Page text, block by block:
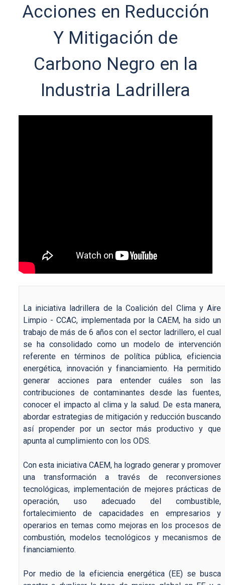
Acciones en Reducción
Y Mitigación de
Carbono Negro en la
Industria Ladrillera
La iniciativa ladrillera de la Coalición del Clima y Aire
Limpio - CCAC, implementada por la CAEM, ha sido un
trabajo de más de 6 años con el sector ladrillero, el cual
se ha consolidado como un modelo de intervención
referente en términos de política pública, eficiencia
energética, innovación y financiamiento. Ha permitido
generar acciones para entender cuáles son las
contribuciones de contaminantes desde las fuentes,
conocer el impacto al clima y la salud. De esta manera,
abordar estrategias de mitigación y reducción buscando
así propender por un sector más productivo y que
apunta al cumplimiento con los ODS.
Con esta iniciativa CAEM, ha logrado generar y promover
una transformación a través de reconversiones
tecnológicas, implementación de mejores prácticas de
operación, uso adecuado del combustible,
fortalecimiento de capacidades en empresarios y
operarios en temas como mejoras en los procesos de
combustión, modelos tecnológicos y mecanismos de
financiamiento.
Por medio de la eficiencia energética (EE) se busca